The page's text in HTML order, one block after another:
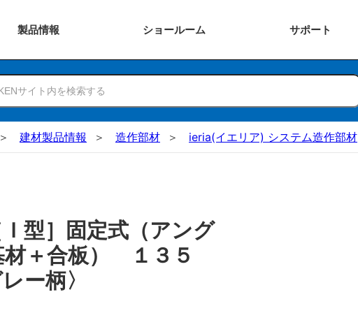
製品情報 ショールーム サポート
建材製品情報 造作部材 ieria(イエリア) システム造作部材
型］固定式（アング
材＋合板） １３５
ー柄〉